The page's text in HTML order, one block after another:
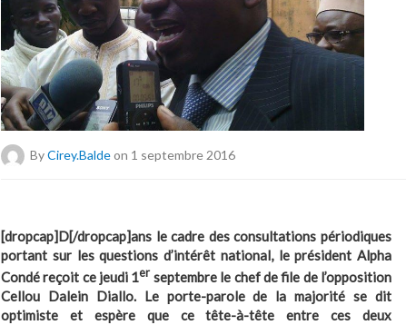
ByCirey.baldeon 1 septembre 2016
[dropcap]D[/dropcap]ans le cadre des consultations périodiques
portant sur les questions d’intérêt national, le président Alpha
Condé reçoit ce jeudi 1er septembre le chef de file de l’opposition
Cellou Dalein Diallo. Le porte-parole de la majorité se dit
optimiste et espère que ce tête-à-tête entre ces deux